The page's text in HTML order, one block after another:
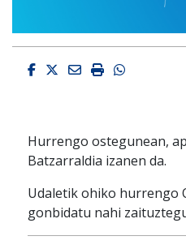
Facebook
Twitter
EmailImprimirWhatsapp
Hurrengo ostegunean,
Batzarraldia izanen da.
Udaletik ohiko hurrengo
gonbidatu nahi